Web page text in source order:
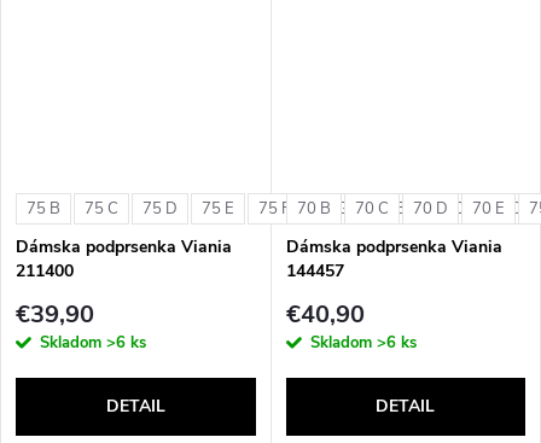
75 B 75 C 75 D 75 E 75 F 75 G 80 B 80 C 80 D
Dámska podprsenka Viania
211400
€39,90
Skladom >6 ks
DETAIL
70 B 70 C 70 D 70 E
Dámska podprsenka Viania
144457
€40,90
Skladom >6 ks
DETAIL